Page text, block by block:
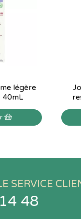
légère
40mL
SERVICE
48